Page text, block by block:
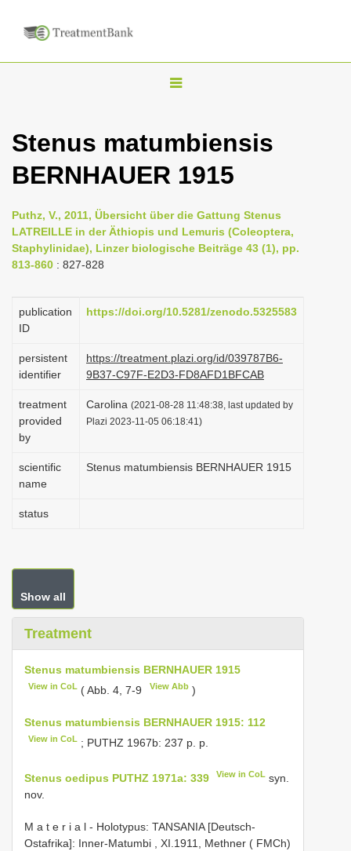
T
g
l
n
a
g
i
n
Stenus matumbiensis
BERNHAUER 1915
Puthz, V., 2011, Übersicht über die Gattung Stenus
LATREILLE in der Äthiopis und Lemuris (Coleoptera,
Staphylinidae), Linzer biologische Beiträge 43 (1), pp.
813-860 : 827-828
publication
ID
https://doi.org/10.5281/zenodo.5325583
persistent
identifier
https://treatment.plazi.org/id/039787B6-
9B37-C97F-E2D3-FD8AFD1BFCAB
treatment
provided
by
Carolina (2021-08-28 11:48:38, last updated by
Plazi 2023-11-05 06:18:41)
scientific
name
Stenus matumbiensis BERNHAUER 1915
status
Show all
Treatment
Stenus matumbiensis BERNHAUER 1915
View in CoL ( Abb. 4, 7-9 View Abb)
Stenus matumbiensis BERNHAUER 1915: 112
View in CoL ; PUTHZ 1967b: 237 p. p.
Stenus oedipus PUTHZ 1971a: 339 View in CoL syn.
nov.
M a t e r i a l - Holotypus: TANSANIA [Deutsch-
Ostafrika]: Inner-Matumbi , XI.1911, Methner ( FMCh)